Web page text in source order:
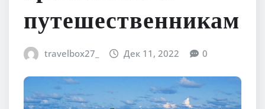
путешественникам
travelbox27_ Дек 11, 2022 0